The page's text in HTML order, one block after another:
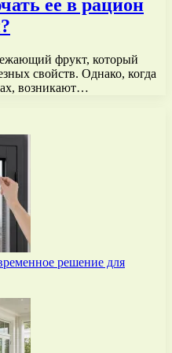
ее в рацион
фрукт, который
свойств. Однако, когда
возникают…
решение для